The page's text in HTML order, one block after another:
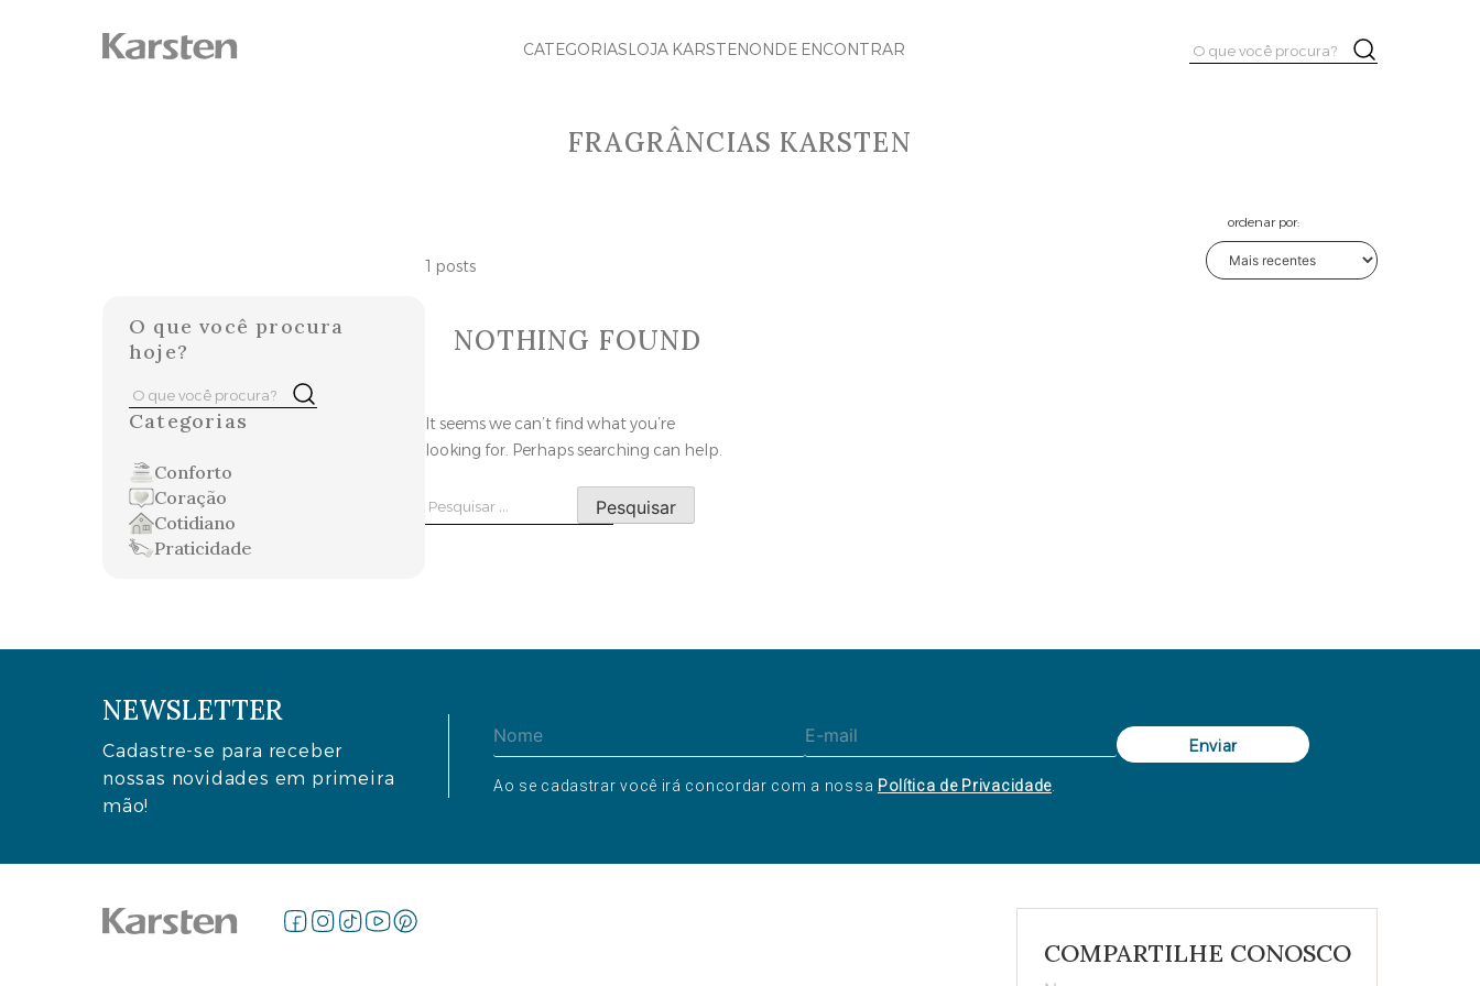
CATEGORIASLOJA KARSTENONDE ENCONTRAR
Pesquisar
Buscar
FRAGRÂNCIAS KARSTEN
1 posts
ordenar por:
NOTHING FOUND
It seems we can’t find what you’re
looking for. Perhaps searching can help.
Pesquisar
por:
O que você procura
hoje?
Pesquisar
por:
Buscar
Categorias
Conforto
Coração
Cotidiano
Praticidade
NEWSLETTER
Cadastre-se para receber
nossas novidades em primeira
mão!
Ao se cadastrar você irá concordar com a nossa Política de Privacidade.
COMPARTILHE CONOSCO